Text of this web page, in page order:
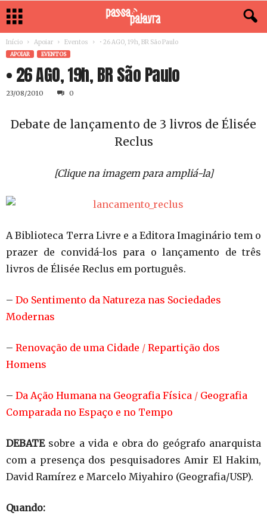
Início Apoiar Eventos • 26 AGO, 19h, BR São Paulo
APOIAR EVENTOS
• 26 AGO, 19h, BR São Paulo
23/08/2010 0
Debate de lançamento de 3 livros de Élisée
Reclus
[Clique na imagem para ampliá-la]
A Biblioteca Terra Livre e a Editora Imaginário tem o
prazer de convidá-los para o lançamento de três
livros de Élisée Reclus em português.
– Do Sentimento da Natureza nas Sociedades
Modernas
– Renovação de uma Cidade / Repartição dos
Homens
– Da Ação Humana na Geografia Física / Geografia
Comparada no Espaço e no Tempo
DEBATEsobre a vida e obra do geógrafo anarquista
com a presença dos pesquisadores Amir El Hakim,
David Ramírez e Marcelo Miyahiro (Geografia/USP).
Quando: